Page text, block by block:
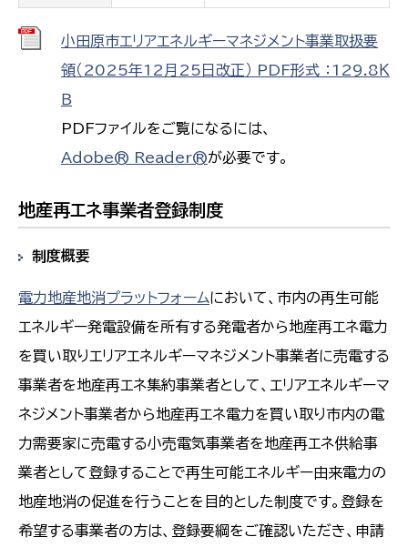
小田原市エリアエネルギーマネジメント事業取扱要
領（2025年12月25日改正） PDF形式 ：129.8Ｋ
Ｂ
PDFファイルをご覧になるには、
Adobe® Reader®が必要です。
地産再エネ事業者登録制度
制度概要
電力地産地消プラットフォームにおいて、市内の再生可能
エネルギー発電設備を所有する発電者から地産再エネ電力
を買い取りエリアエネルギーマネジメント事業者に売電する
事業者を地産再エネ集約事業者として、エリアエネルギーマ
ネジメント事業者から地産再エネ電力を買い取り市内の電
力需要家に売電する小売電気事業者を地産再エネ供給事
業者として登録することで再生可能エネルギー由来電力の
地産地消の促進を行うことを目的とした制度です。登録を
希望する事業者の方は、登録要綱をご確認いただき、申請